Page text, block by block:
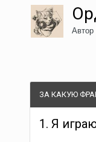
Автор
ЗА КАКУЮ
1. Я